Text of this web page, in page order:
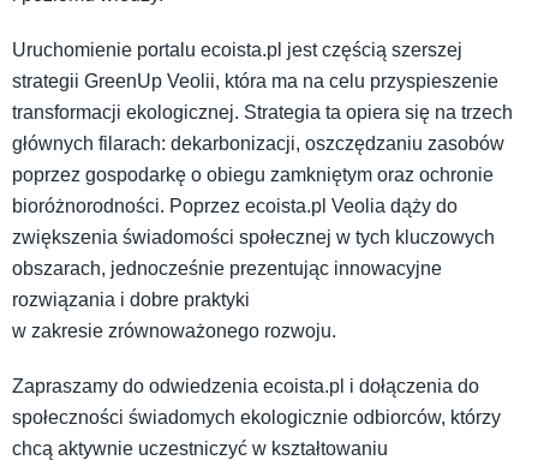
Uruchomienie portalu ecoista.pl jest częścią szerszej
strategii GreenUp Veolii, która ma na celu przyspieszenie
transformacji ekologicznej. Strategia ta opiera się na trzech
głównych filarach: dekarbonizacji, oszczędzaniu zasobów
poprzez gospodarkę o obiegu zamkniętym oraz ochronie
bioróżnorodności. Poprzez ecoista.pl Veolia dąży do
zwiększenia świadomości społecznej w tych kluczowych
obszarach, jednocześnie prezentując innowacyjne
rozwiązania i dobre praktyki
w zakresie zrównoważonego rozwoju.
Zapraszamy do odwiedzenia ecoista.pl i dołączenia do
społeczności świadomych ekologicznie odbiorców, którzy
chcą aktywnie uczestniczyć w kształtowaniu